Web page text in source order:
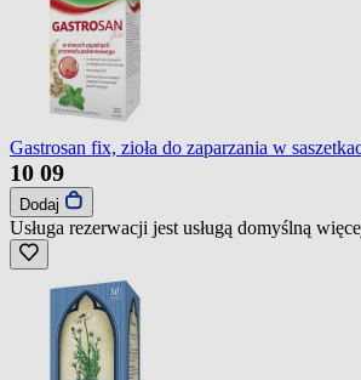
Gastrosan fix, zioła do zaparzania w
10 09
Dodaj
Usługa rezerwacji jest usługą domyślną